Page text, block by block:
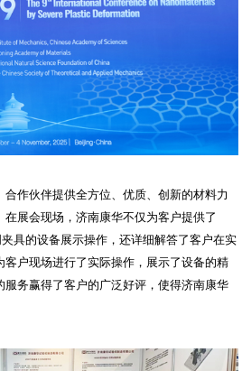
作伙伴提供全方位、优质、创新的材料力
展会现场，济南康华不仅为客户提供了
具的设备展示操作，还详细解答了客户在实
客户现场进行了实际操作，展示了设备的精
务赢得了客户的广泛好评，使得济南康华